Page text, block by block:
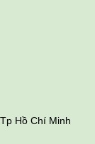
Hồ Chí Minh